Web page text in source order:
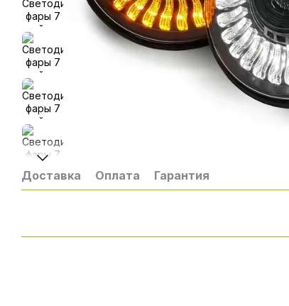
Доставка Оплата Гарантия